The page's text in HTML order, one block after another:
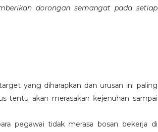
dorongan semangat pada setiap
yang diharapkan dan urusan ini paling
tentu akan merasakan kejenuhan sampai
pegawai tidak merasa bosan bekerja di